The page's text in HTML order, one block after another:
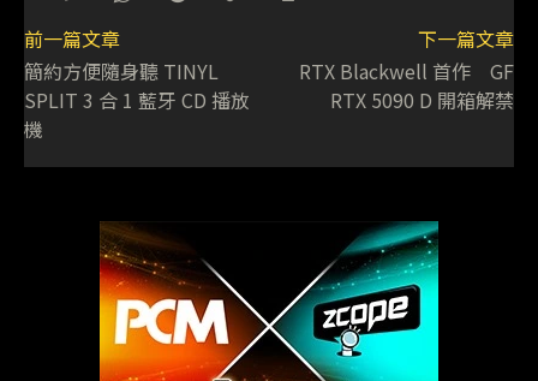
前一篇文章
簡約方便隨身聽 TINYL
SPLIT 3 合 1 藍牙 CD 播放
機
下一篇文章
RTX Blackwell 首作 GF
RTX 5090 D 開箱解禁